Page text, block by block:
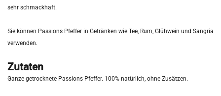
sehr schmackhaft.
Sie können Passions Pfeffer in Getränken wie Tee, Rum, Glühwein und Sangria
verwenden.
Zutaten
Ganze getrocknete Passions Pfeffer. 100% natürlich, ohne Zusätzen.